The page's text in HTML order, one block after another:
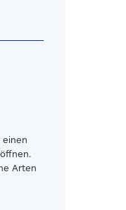
einen
Arten